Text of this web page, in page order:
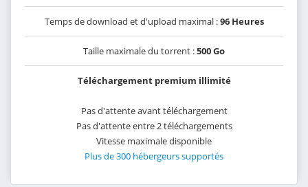
Temps de download et d'upload maximal :96 Heures
Taille maximale du torrent :500 Go
Téléchargement premium illimité
Pas d'attente avant téléchargement
Pas d'attente entre 2 téléchargements
Vitesse maximale disponible
Plus de 300 hébergeurs supportés